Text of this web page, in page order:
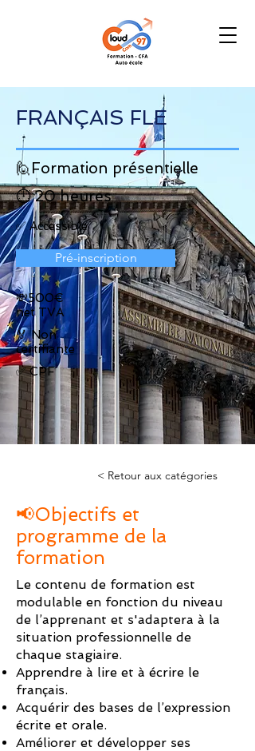
FRANÇAIS FLE
🙋Formation présentielle
⏱️ 20 heures
✅ Accessible
Pré-inscription
💸500€
net TVA
🏅 Non
certifiante
✅ CPF
< Retour aux catégories
📢Objectifs et
programme de la
formation
Le contenu de formation est
modulable en fonction du niveau
de l’apprenant et s'adaptera à la
situation professionnelle de
chaque stagiaire.
Apprendre à lire et à écrire le
français.
Acquérir des bases de l’expression
écrite et orale.
Améliorer et développer ses